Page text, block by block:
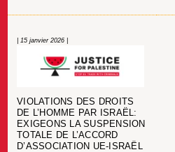
| 15 janvier 2026 |
VIOLATIONS DES DROITS
DE L’HOMME PAR ISRAËL:
EXIGEONS LA SUSPENSION
TOTALE DE L’ACCORD
D’ASSOCIATION UE-ISRAËL